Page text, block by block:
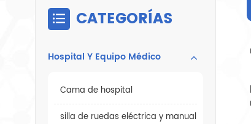
CATEGORÍAS
Hospital Y Equipo Médico
Cama de hospital
silla de ruedas eléctrica y manual